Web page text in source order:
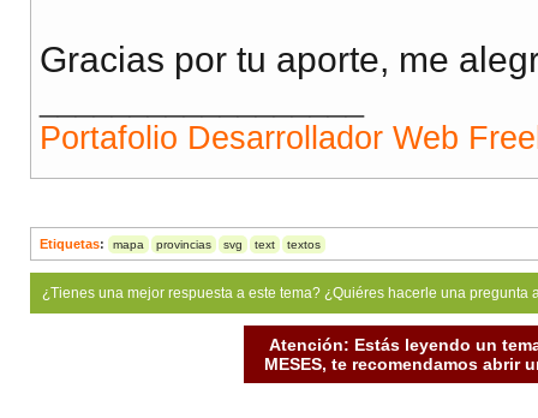
Gracias por tu aporte, me
Portafolio Desarrollador Web
Etiquetas: mapa provincias svg text textos
¿Tienes una mejor respuesta a este tema? ¿Quiéres hacerle una
Atención: Estás leyendo un
MESES, te recomendamos abrir